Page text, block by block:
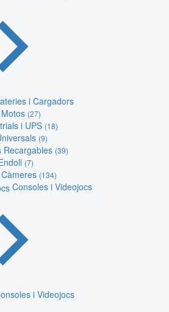
i Cargadors
(27)
i UPS (18)
(9)
Recargables (39)
(7)
(134)
Consoles i Videojocs
i Videojocs